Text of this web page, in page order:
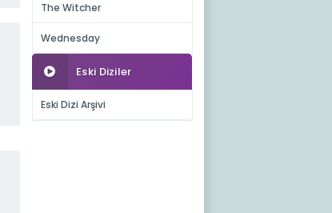
The Witcher
Wednesday
Eski Diziler
Eski Dizi Arşivi